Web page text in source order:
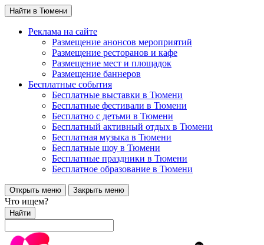
Найти в Тюмени
Реклама на сайте
Размещение анонсов мероприятий
Размещение ресторанов и кафе
Размещение мест и площадок
Размещение баннеров
Бесплатные события
Бесплатные выставки в Тюмени
Бесплатные фестивали в Тюмени
Бесплатно с детьми в Тюмени
Бесплатный активный отдых в Тюмени
Бесплатная музыка в Тюмени
Бесплатные шоу в Тюмени
Бесплатные праздники в Тюмени
Бесплатное образование в Тюмени
Открыть меню Закрыть меню
Что ищем?
Найти